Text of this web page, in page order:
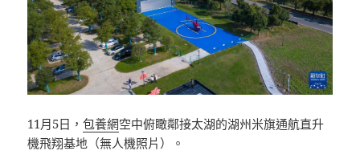
11月5日，包養網空中俯瞰鄰接太湖的湖州米旗通航直升
機飛翔基地（無人機照片）。